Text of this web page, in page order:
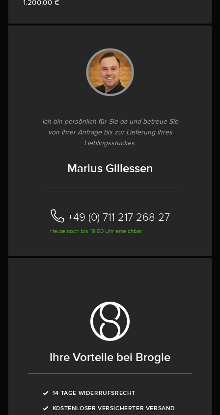
1.200,00 €
Ich bin persönlich für Sie da und betreue Sie
von Ihrer Anfrage bis zur Lieferung Ihres
Lieblingsstückes.
Marius Gillessen
+49 (0) 711 217 268 27
Heute noch bis 19:00 Uhr erreichbar.
Ihre Vorteile bei Brogle
14 TAGE WIDERRUFSRECHT
KOSTENLOSER VERSICHERTER VERSAND